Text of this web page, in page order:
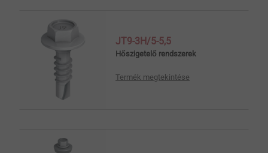
JT9-3H/5-5,5
Hőszigetelő rendszerek
Termék megtekintése